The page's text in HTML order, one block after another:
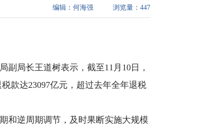
浏览量： 447
编辑： 何海强
局长王道树表示，截至11月10日，
款达23097亿元，超过去年全年退税
和逆周期调节，及时果断实施大规模